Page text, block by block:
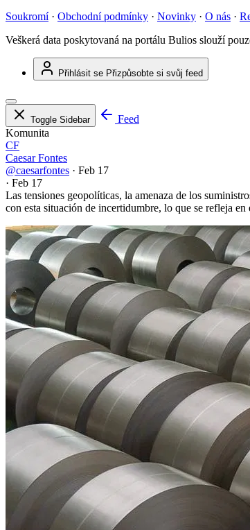
Soukromí · Obchodní podmínky · Novinky · O nás ·
Veškerá data poskytovaná na portálu Bulios slouží
Přihlásit se Přizpůsobte si svůj feed
Toggle Sidebar
Feed
Komunita
CF
Caesar Fontes
@caesarfontes · Feb 17
· Feb 17
Las tensiones geopolíticas, la amenaza de los
con esta situación de incertidumbre, lo que se refleja en